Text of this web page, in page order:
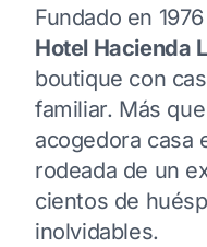
Fundado en
Hotel Hacienda
boutique con
familiar. Más
acogedora casa
rodeada de un
cientos de
inolvidables.